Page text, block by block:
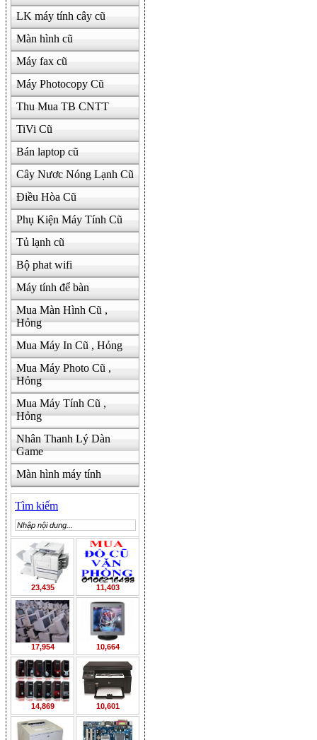
LK máy tính cây cũ
Màn hình cũ
Máy fax cũ
Máy Photocopy Cũ
Thu Mua TB CNTT
TiVi Cũ
Bán laptop cũ
Cây Nươc Nóng Lạnh Cũ
Điều Hòa Cũ
Phụ Kiện Máy Tính Cũ
Tủ lạnh cũ
Bộ phat wifi
Máy tính để bàn
Mua Màn Hình Cũ ,
Hỏng
Mua Máy In Cũ , Hỏng
Mua Máy Photo Cũ ,
Hỏng
Mua Máy Tính Cũ ,
Hỏng
Nhân Thanh Lý Dàn
Game
Màn hình máy tính
Tìm kiếm
23,435 11,403
17,954 10,664
14,869 10,601